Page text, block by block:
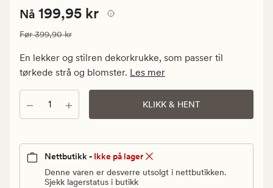
Nåværende
199,95
kr.
Vanlig
Nåværende pris
Nå 199,95 kr
Vanlig pris 399,90 kr
Før399,90 kr
En lekker og stilren dekorkrukke, som passer til
tørkede strå og blomster. Les mer
Antall KLIKK & HENT
Nettbutikk - Ikke på lager
Denne varen er desverre utsolgt i nettbutikken.
Sjekk lagerstatus i butikk